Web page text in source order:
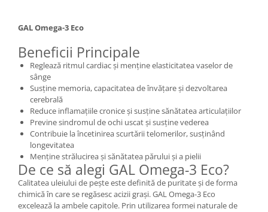
GAL Omega-3 Eco
Beneficii Principale
Reglează ritmul cardiac și menține elasticitatea vaselor de
sânge
Susține memoria, capacitatea de învățare și dezvoltarea
cerebrală
Reduce inflamațiile cronice și susține sănătatea articulațiilor
Previne sindromul de ochi uscat și susține vederea
Contribuie la încetinirea scurtării telomerilor, susținând
longevitatea
Menține strălucirea și sănătatea părului și a pielii
De ce să alegi GAL Omega-3 Eco?
Calitatea uleiului de pește este definită de puritate și de forma
chimică în care se regăsesc acizii grași. GAL Omega-3 Eco
excelează la ambele capitole. Prin utilizarea formei naturale de